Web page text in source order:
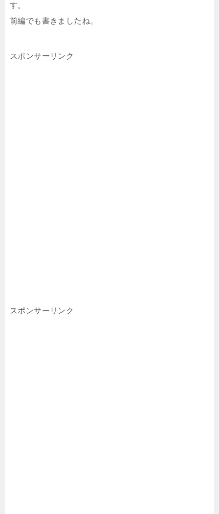
す。
前編でも書きましたね。
スポンサーリンク
スポンサーリンク